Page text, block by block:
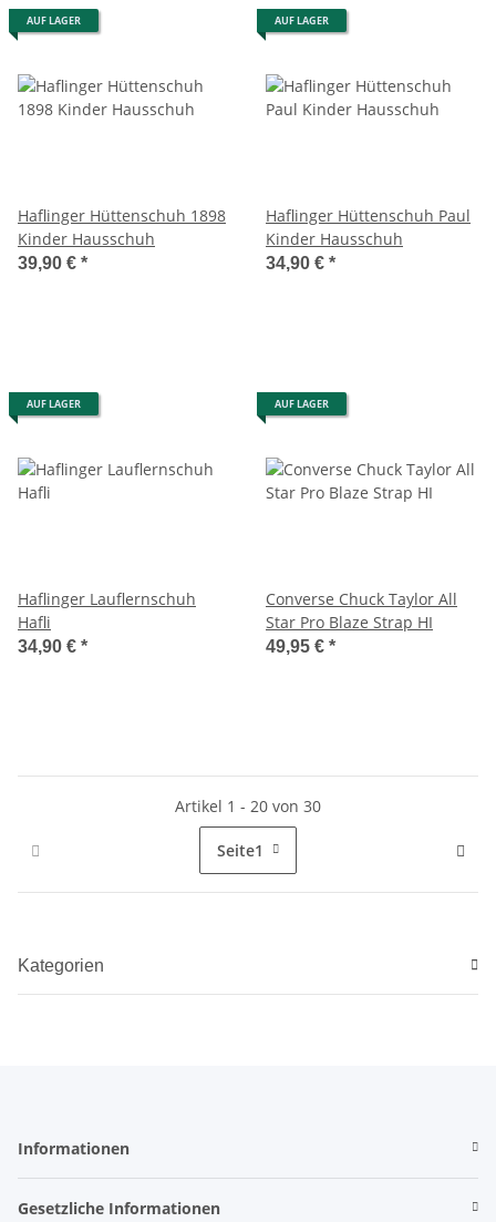
AUF LAGER
Haflinger Hüttenschuh 1898
Kinder Hausschuh
39,90 € *
AUF LAGER
Haflinger Hüttenschuh Paul
Kinder Hausschuh
34,90 € *
AUF LAGER
Haflinger Lauflernschuh
Hafli
34,90 € *
AUF LAGER
Converse Chuck Taylor All
Star Pro Blaze Strap HI
49,95 € *
Artikel 1 - 20 von 30
Seite1
Kategorien
Informationen
Gesetzliche Informationen